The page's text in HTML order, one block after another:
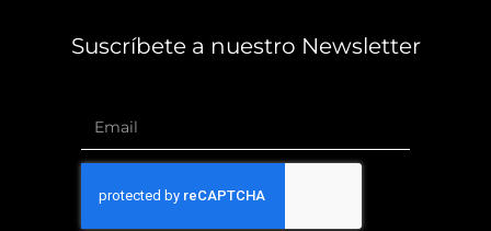
Suscríbete a nuestro Newsletter